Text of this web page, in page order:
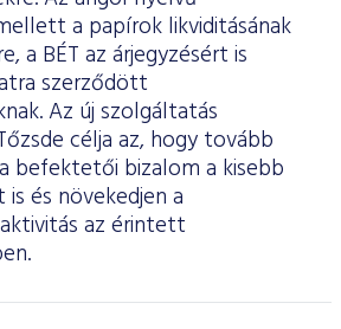
a papírok likviditásának
a BÉT az árjegyzésért is
szerződött
Az új szolgáltatás
célja az, hogy tovább
befektetői bizalom a kisebb
és növekedjen a
az érintett